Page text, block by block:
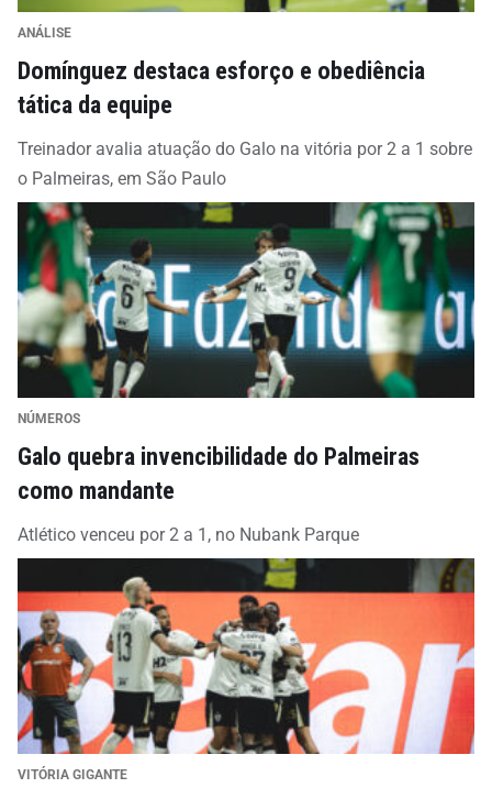
ANÁLISE
Domínguez destaca esforço e obediência
tática da equipe
Treinador avalia atuação do Galo na vitória por 2 a 1 sobre
o Palmeiras, em São Paulo
NÚMEROS
Galo quebra invencibilidade do Palmeiras
como mandante
Atlético venceu por 2 a 1, no Nubank Parque
VITÓRIA GIGANTE